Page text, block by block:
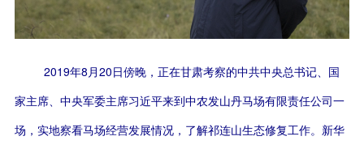
2019年8月20日傍晚，正在甘肃考察的中共中央总书记、国
家主席、中央军委主席习近平来到中农发山丹马场有限责任公司一
场，实地察看马场经营发展情况，了解祁连山生态修复工作。新华